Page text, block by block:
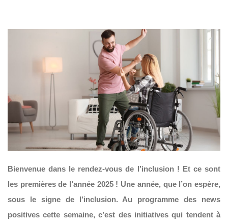
Bienvenue dans le rendez-vous de l’inclusion ! Et ce sont
les premières de l’année 2025 ! Une année, que l’on espère,
sous le signe de l’inclusion. Au programme des news
positives cette semaine, c’est des initiatives qui tendent à